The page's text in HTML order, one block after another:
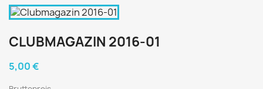
CLUBMAGAZIN 2016-01
5,00 €